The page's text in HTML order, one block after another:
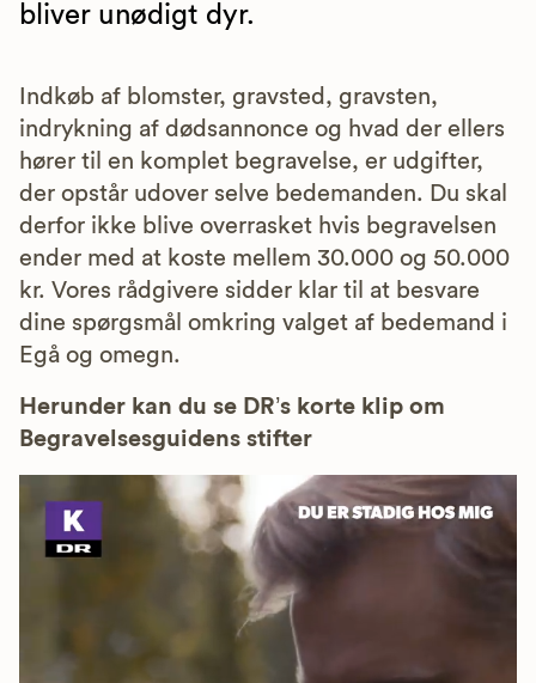
bliver unødigt dyr.
Indkøb af blomster, gravsted, gravsten,
indrykning af dødsannonce og hvad der ellers
hører til en komplet begravelse, er udgifter,
der opstår udover selve bedemanden. Du skal
derfor ikke blive overrasket hvis begravelsen
ender med at koste mellem 30.000 og 50.000
kr. Vores rådgivere sidder klar til at besvare
dine spørgsmål omkring valget af bedemand i
Egå og omegn.
Herunder kan du se DR’s korte klip om
Begravelsesguidens stifter